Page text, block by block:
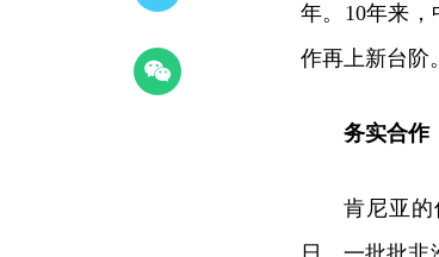
年。10年来
作再上新台阶。
务实合作
肯尼亚